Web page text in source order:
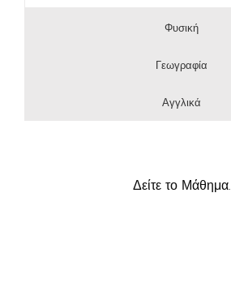
Φυσική
Γεωγραφία
Αγγλικά
Δείτε το Μάθημα.